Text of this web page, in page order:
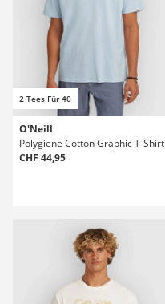
2 Tees Für 40
O'Neill
Polygiene Cotton Graphic T-Shirt
CHF 44,95